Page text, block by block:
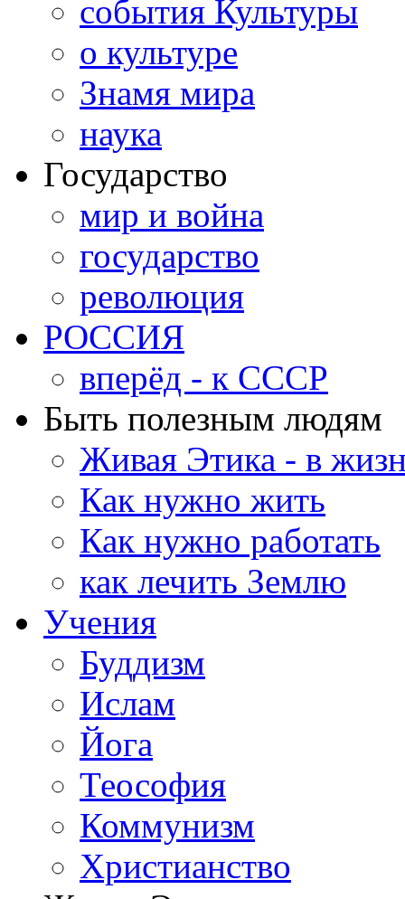
события Культуры
о культуре
Знамя мира
наука
Государство
мир и война
государство
революция
РОССИЯ
вперёд - к СССР
Быть полезным людям
Живая Этика - в
Как нужно жить
Как нужно работать
как лечить Землю
Учения
Буддизм
Ислам
Йога
Теософия
Коммунизм
Христианство